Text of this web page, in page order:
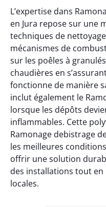
L’expertise dans
en Jura repose sur une
techniques de
mécanismes de
sur les poêles à
chaudières en
fonctionne de manière
inclut également le
lorsque les dépôts
inflammables. Cette
Ramonage debistrage
les meilleures
offrir une solution
des installations tout
locales.